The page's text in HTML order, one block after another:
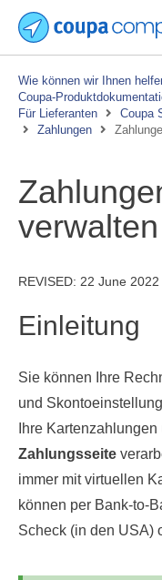
Wie können wir Ihnen
Coupa-
Für Lieferanten
Coupa
Zahlungen
verwalten
REVISED: 22 June 2022
Einleitung
Sie können Ihre
und
Ihre
Zahlungsseite
immer mit virtuellen
können per Bank-to-
Scheck (in den USA)